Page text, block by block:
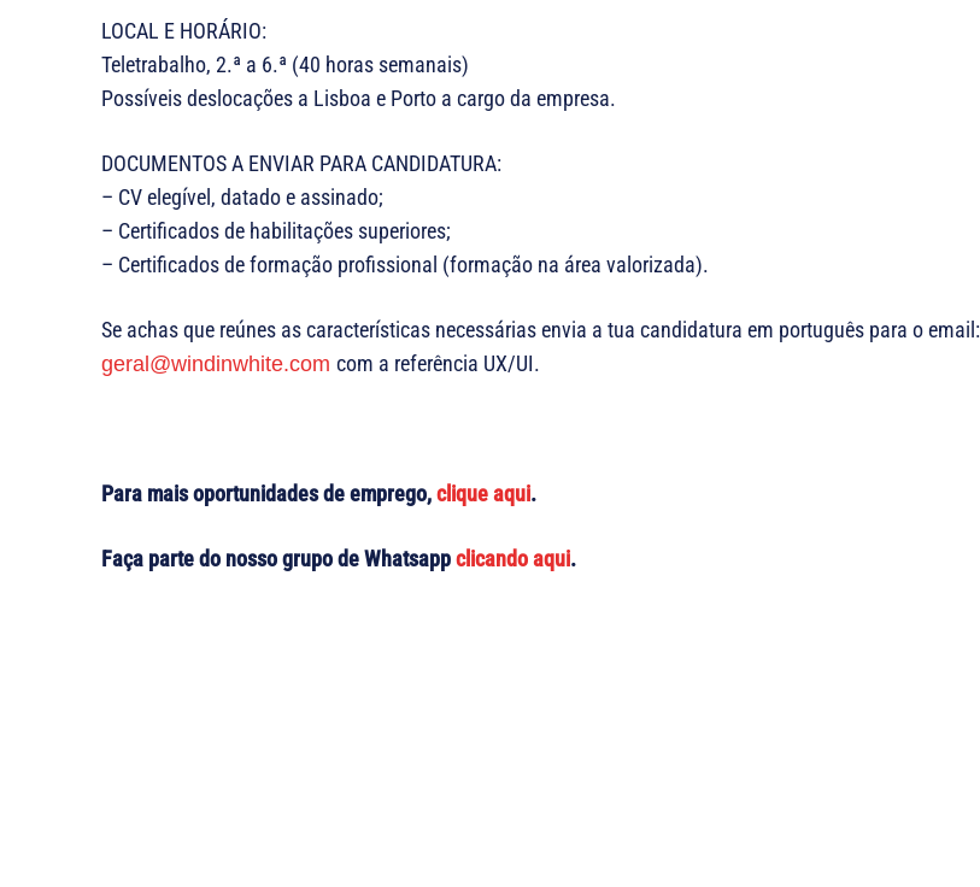
LOCAL E HORÁRIO:
Teletrabalho, 2.ª a 6.ª (40 horas semanais)
Possíveis deslocações a Lisboa e Porto a cargo da empresa.
DOCUMENTOS A ENVIAR PARA CANDIDATURA:
– CV elegível, datado e assinado;
– Certificados de habilitações superiores;
– Certificados de formação profissional (formação na área valorizada).
Se achas que reúnes as características necessárias envia a tua candidatura em português para o email:
geral@windinwhite.com com a referência UX/UI.
Para mais oportunidades de emprego,clique aqui.
Faça parte do nosso grupo de Whatsappclicando aqui.